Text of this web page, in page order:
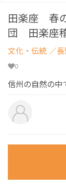
田楽座 春
団 田楽座
文化・伝統 ／
0
信州の自然の中